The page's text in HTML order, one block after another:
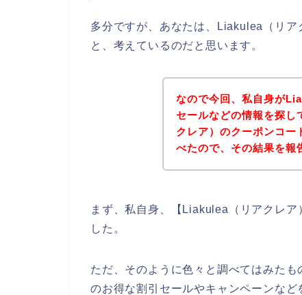
多分ですが、あなたは、Liakulea（リア
と、考えているのだと思います。
なので今回、私自身が
セールなどの情報を探
クレア）のクーポンコー
べたので、その結果を報
まず、私自身、【Liakulea（リアクレ
した。
ただ、そのように色々と調べてはみた
のお得な割引セールやキャンペーンなど